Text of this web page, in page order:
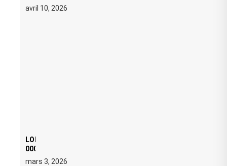
avril 10, 2026
LOI ANTI FREE PARTY : SIX MOIS DE PRISON ET 5
000 € D’AMENDE PROPOSÉS LE 9 AVRIL
mars 3, 2026